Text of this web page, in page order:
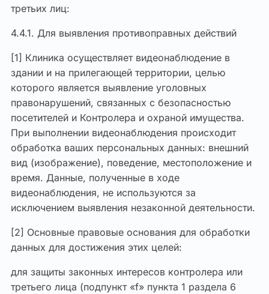
третьих лиц:
4.4.1. Для выявления противоправных действий
[1] Клиника осуществляет видеонаблюдение в
здании и на прилегающей территории, целью
которого является выявление уголовных
правонарушений, связанных с безопасностью
посетителей и Контролера и охраной имущества.
При выполнении видеонаблюдения происходит
обработка ваших персональных данных: внешний
вид (изображение), поведение, местоположение и
время. Данные, полученные в ходе
видеонаблюдения, не используются за
исключением выявления незаконной деятельности.
[2] Основные правовые основания для обработки
данных для достижения этих целей:
для защиты законных интересов контролера или
третьего лица (подпункт «f» пункта 1 раздела 6